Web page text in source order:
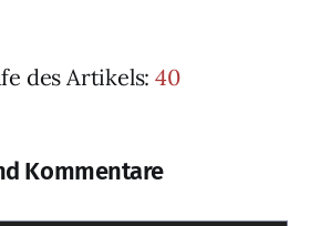
des Artikels: 40
Kommentare